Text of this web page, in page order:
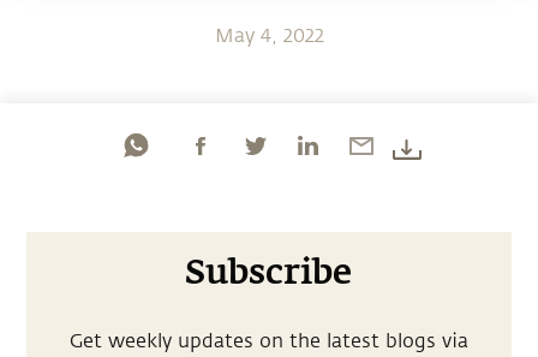
May 4, 2022
Subscribe
Get weekly updates on the latest blogs via